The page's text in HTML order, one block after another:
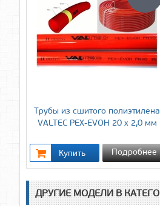
Трубы из сшитого полиэтилена
VALTEC PEX-EVOH 20 х 2,0 мм
Подробнее
ДРУГИЕ МОДЕЛИ В